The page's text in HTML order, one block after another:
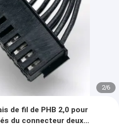
2/6
de fil de PHB 2,0 pour
du connecteur deux